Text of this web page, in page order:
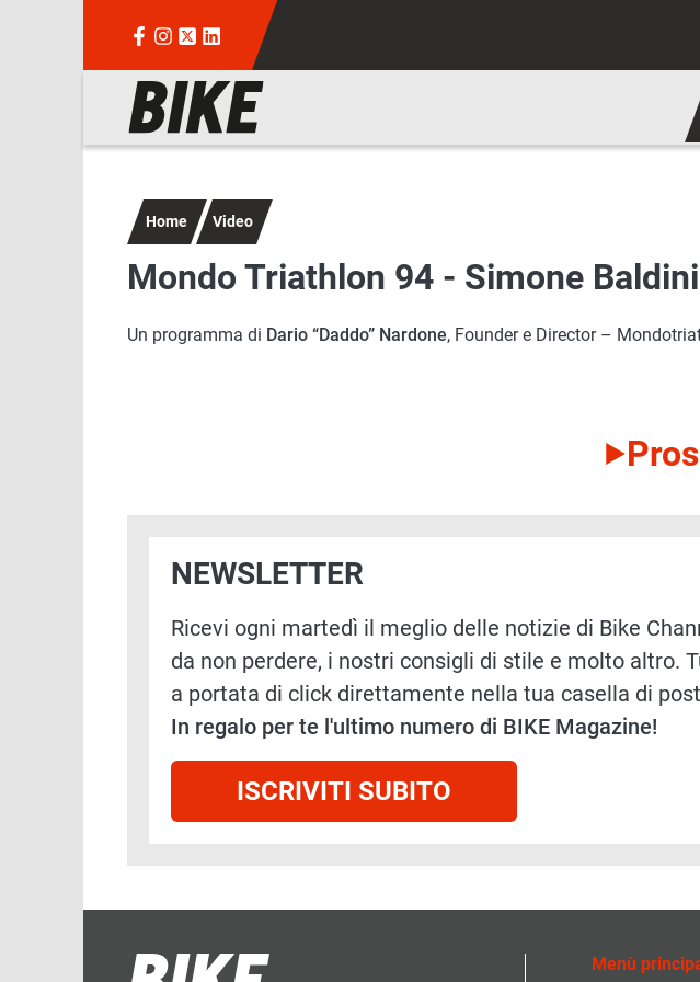
Navigazione principale
Home Video
Mondo Triathlon 94 - Simone Baldini
Un programma di Dario “Daddo” Nardone, Founder e Director –
NEWSLETTER
Ricevi ogni martedì il meglio delle notizie di Bike
da non perdere, i nostri consigli di stile e molto altro.
a portata di click direttamente nella tua casella di
In regalo per te l'ultimo numero di BIKE Magazine!
ISCRIVITI SUBITO
Menù